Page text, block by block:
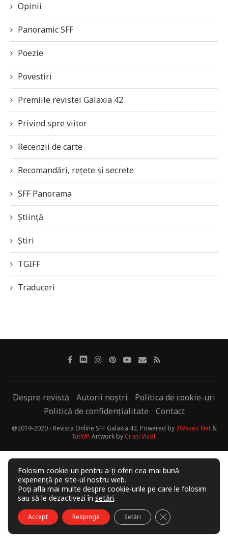
Opinii
Panoramic SFF
Poezie
Povestiri
Premiile revistei Galaxia 42
Privind spre viitor
Recenzii de carte
Recomandări, rețete și secrete
SFF Panorama
Știință
Știri
TGIFF
Traduceri
Despre revistă Autorii noștri
Politica de cookie-uri
Politică de confidențialitate
Contact
@2019-2020 - Revista Online SFF Galaxia 42. Powered by3Waves Net&
TutWP. Artwork byCristi Vicol.
Folosim cookie-uri pentru a-ți oferi cea mai bună
experiență pe site-ul nostru web.
Poți afla mai multe despre cookie-urile pe care le folosim
sau să le dezactivezi în setări.
Accept Respinge Setări CLOSE GDPR